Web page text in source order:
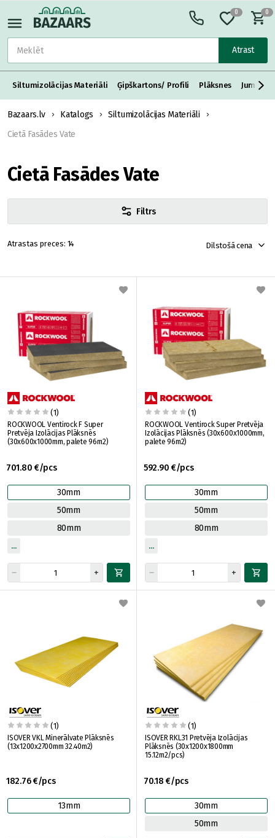
Atrast
0 0
Siltumizolācijas Materiāli Ģipškartons/ Profili Plāksnes Jumta
Bazaars.lv Katalogs
Siltumizolācijas Materiāli
Cietā Fasādes Vate
Cietā Fasādes Vate
Filtrs
14 Dilstošā cena
(1)
ROCKWOOL Ventirock F Super
Pretvēja Izolācijas Plāksnēs
(30x600x1000mm, palete 96m2)
701.80 €/pcs
30mm
50mm
80mm
(1)
ROCKWOOL Ventirock Super Pretvēja
Izolācijas Plāksnēs (30x600x1000mm,
palete 96m2)
592.90 €/pcs
30mm
50mm
80mm
(1)
ISOVER VKL Minerālvate Plāksnēs
(13x1200x2700mm 32.40m2)
182.76 €/pcs
13mm
(1)
ISOVER RKL31 Pretvēja Izolācijas
Plāksnēs (30x1200x1800mm
15.12m2/pcs)
70.18 €/pcs
30mm
50mm